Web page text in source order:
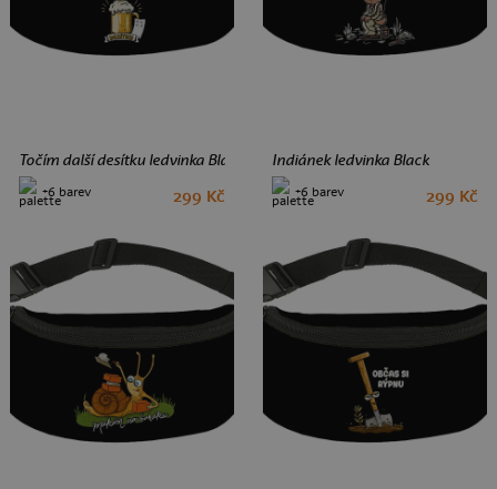
Točím další desítku ledvinka Black
+6 barev 299 Kč
Indiánek ledvinka Black
+6 barev 299 Kč